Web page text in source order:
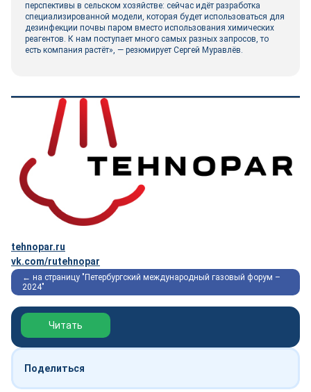
перспективы в сельском хозяйстве: сейчас идёт разработка
специализированной модели, которая будет использоваться для
дезинфекции почвы паром вместо использования химических
реагентов. К нам поступает много самых разных запросов, то
есть компания растёт», ― резюмирует Сергей Муравлёв.
tehnopar.ru
vk.com/rutehnopar
← на страницу "Петербургский международный газовый форум –
2024"
Обзор выставки Нефтегаз-2026
Читать
Поделиться